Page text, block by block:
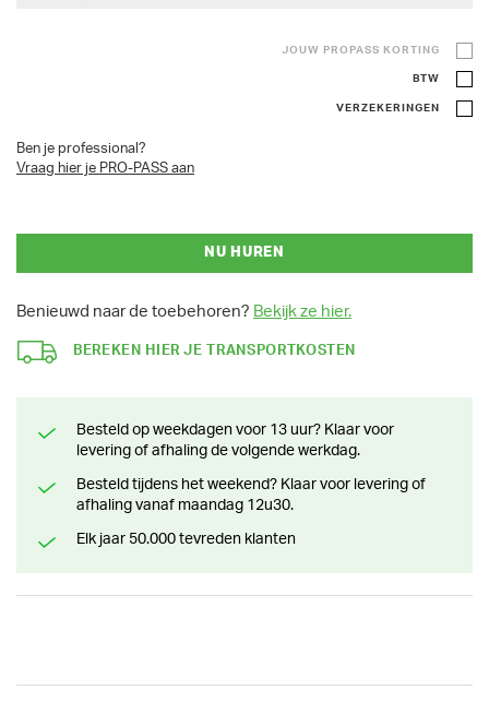
JOUW PROPASS KORTING
BTW
VERZEKERINGEN
Ben je professional?
Vraag hier je PRO-PASS aan
NU HUREN
Benieuwd naar de toebehoren? Bekijk ze hier.
BEREKEN HIER JE TRANSPORTKOSTEN
Besteld op weekdagen voor 13 uur? Klaar voor
levering of afhaling de volgende werkdag.
Besteld tijdens het weekend? Klaar voor levering of
afhaling vanaf maandag 12u30.
Elk jaar 50.000 tevreden klanten